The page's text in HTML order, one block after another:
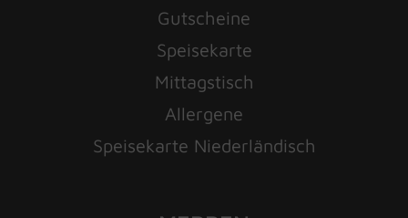
Gutscheine
Speisekarte
Mittagstisch
Allergene
Speisekarte Niederländisch